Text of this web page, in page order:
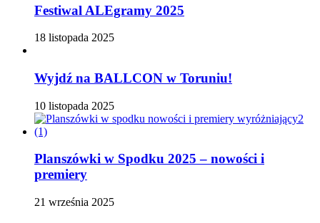
Festiwal ALEgramy 2025
18 listopada 2025
Wyjdź na BALLCON w Toruniu!
10 listopada 2025
Planszówki w Spodku 2025 – nowości i
premiery
21 września 2025